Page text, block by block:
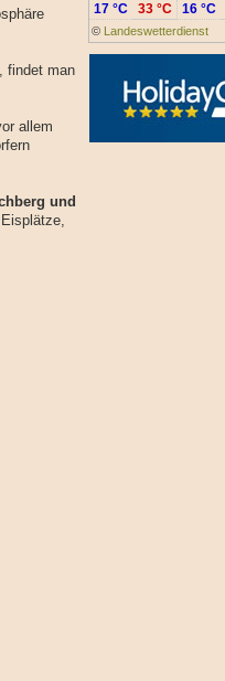
, findet man
allem
und
© Landeswetterdienst
17 °C 33 °C 16 °C